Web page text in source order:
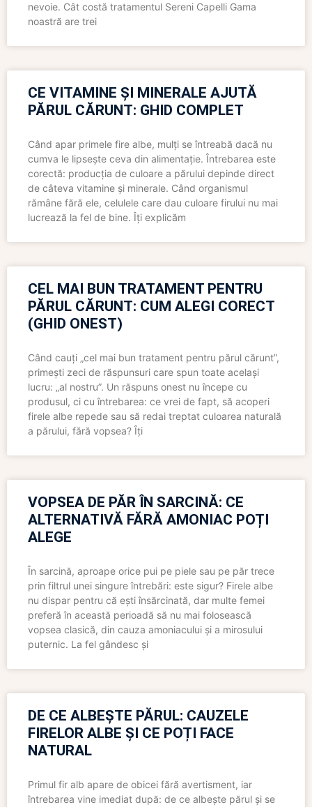
nevoie. Cât costă tratamentul Sereni Capelli Gama
noastră are trei
CE VITAMINE ȘI MINERALE AJUTĂ
PĂRUL CĂRUNT: GHID COMPLET
Când apar primele fire albe, mulți se întreabă dacă nu
cumva le lipsește ceva din alimentație. Întrebarea este
corectă: producția de culoare a părului depinde direct
de câteva vitamine și minerale. Când organismul
rămâne fără ele, celulele care dau culoare firului nu mai
lucrează la fel de bine. Îți explicăm
CEL MAI BUN TRATAMENT PENTRU
PĂRUL CĂRUNT: CUM ALEGI CORECT
(GHID ONEST)
Când cauți „cel mai bun tratament pentru părul cărunt”,
primești zeci de răspunsuri care spun toate același
lucru: „al nostru”. Un răspuns onest nu începe cu
produsul, ci cu întrebarea: ce vrei de fapt, să acoperi
firele albe repede sau să redai treptat culoarea naturală
a părului, fără vopsea? Îți
VOPSEA DE PĂR ÎN SARCINĂ: CE
ALTERNATIVĂ FĂRĂ AMONIAC POȚI
ALEGE
În sarcină, aproape orice pui pe piele sau pe păr trece
prin filtrul unei singure întrebări: este sigur? Firele albe
nu dispar pentru că ești însărcinată, dar multe femei
preferă în această perioadă să nu mai folosească
vopsea clasică, din cauza amoniacului și a mirosului
puternic. La fel gândesc și
DE CE ALBEȘTE PĂRUL: CAUZELE
FIRELOR ALBE ȘI CE POȚI FACE
NATURAL
Primul fir alb apare de obicei fără avertisment, iar
întrebarea vine imediat după: de ce albește părul și se